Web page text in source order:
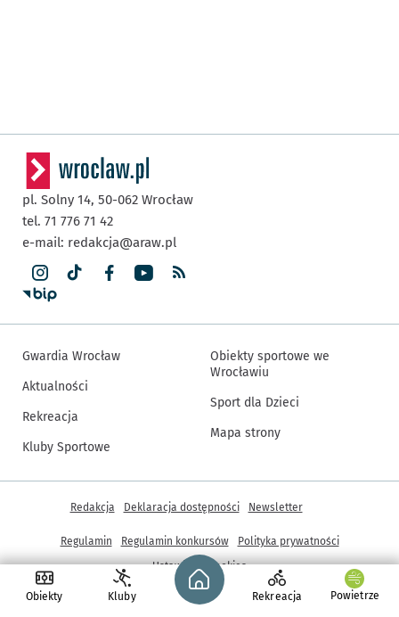
Obiekty Kluby
Strona główna - wroclaw.pl
Rekreacja Powietrze
pl. Solny 14, 50-062 Wrocław
tel. 71 776 71 42
e-mail: redakcja@araw.pl
Gwardia Wrocław
Aktualności
Rekreacja
Kluby Sportowe
Obiekty sportowe we
Wrocławiu
Sport dla Dzieci
Mapa strony
© Copyright 2005-2026, ARAW S.A., Gmina Wrocław
Inne informacje
Redakcja Deklaracja dostępności Newsletter
Regulamin Regulamin konkursów
Polityka prywatności
Ustawienia cookies